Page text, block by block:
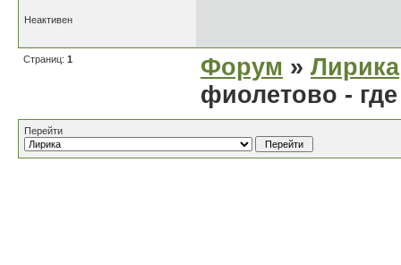
Неактивен
Страниц: 1 Форум » Лирика
фиолетово -
Перейти